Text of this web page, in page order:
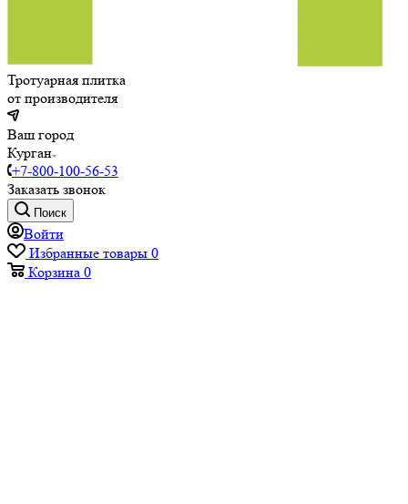
Тротуарная плитка
от производителя
Ваш город
Курган
+7-800-100-56-53
Заказать звонок
Поиск
Войти
Избранные товары 0
Корзина 0